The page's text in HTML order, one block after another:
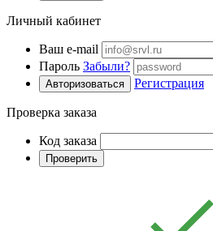
Личный кабинет
Ваш e-mail
Пароль Забыли?
Авторизоваться Регистрация
Проверка заказа
Код заказа
Проверить